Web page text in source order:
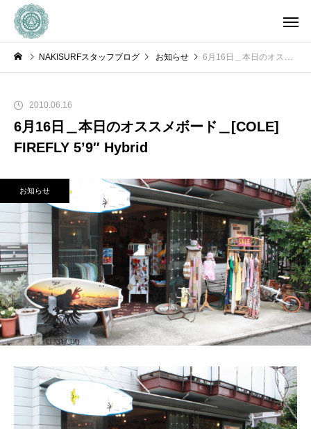
NAKISURFスタッフブログ お知らせ 6月16日＿本日のオススメボード＿[COLE] FIREFLY 5’9″ Hybrid
2010.06.16
6月16日＿本日のオススメボード＿[COLE]
FIREFLY 5’9″ Hybrid
お知らせ